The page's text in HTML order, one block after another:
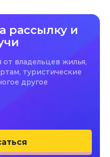
рассылку и
владельцев жилья,
туристические
другое